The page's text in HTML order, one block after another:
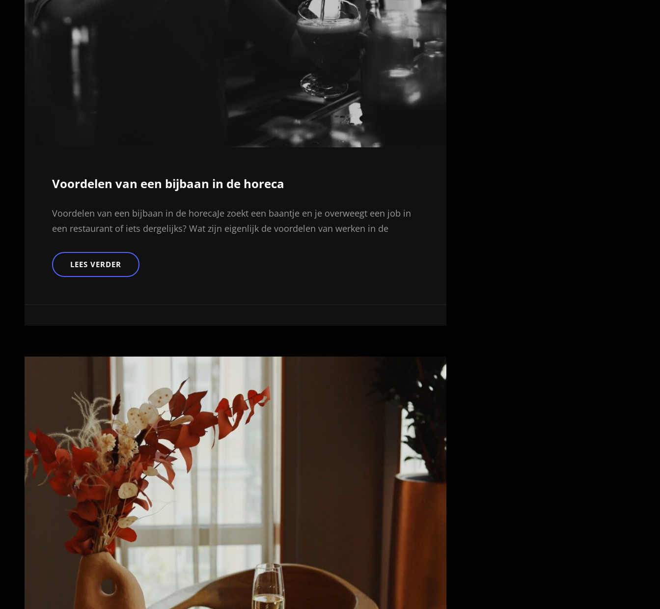
Voordelen van een bijbaan in de horeca
Voordelen van een bijbaan in de horecaJe zoekt een baantje en je overweegt een job in
een restaurant of iets dergelijks? Wat zijn eigenlijk de voordelen van werken in de
LEES VERDER VOORDELEN
VAN